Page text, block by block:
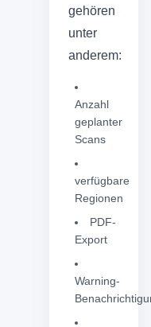
gehören
unter
anderem:
Anzahl
geplanter
Scans
verfügbare
Regionen
PDF-
Export
Warning-